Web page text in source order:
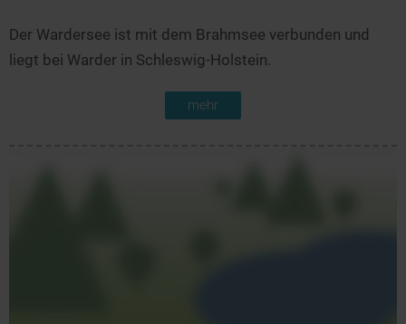
Der Wardersee ist mit dem Brahmsee verbunden und
liegt bei Warder in Schleswig-Holstein.
mehr